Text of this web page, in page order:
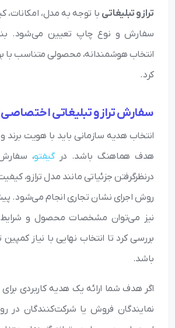
ترازو تبلیغاتی با توجه به مدل، امکانات،
سفارش و نوع چاپ تعیین می‌شود.
انتخاب هوشمندانه، محصولی متناسب با
کرد.
سفارش ترازو تبلیغاتی اختصاصی
انتخاب هدیه سازمانی باید با هویت
هدف هماهنگ باشد. درگیفتو،
درنظرگرفتن جزئیاتی مانند مدل ترازو،
روش اجرای نشان تجاری انجام می‌شود.
نیز می‌توان مشخصات محصول و شرایط
بررسی کرد تا انتخاب نهایی با نیاز
باشد.
اگر هدف شما ارائه یک هدیه کاربردی برای
نمایندگان فروش یا شرکت‌کنندگان در